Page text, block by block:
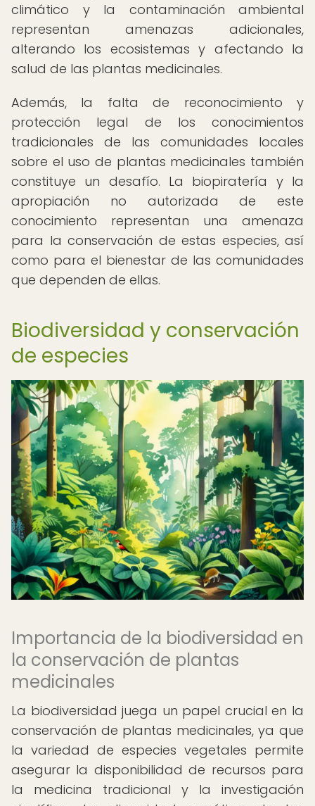
climático y la contaminación ambiental
representan amenazas adicionales,
alterando los ecosistemas y afectando la
salud de las plantas medicinales.
Además, la falta de reconocimiento y
protección legal de los conocimientos
tradicionales de las comunidades locales
sobre el uso de plantas medicinales también
constituye un desafío. La biopiratería y la
apropiación no autorizada de este
conocimiento representan una amenaza
para la conservación de estas especies, así
como para el bienestar de las comunidades
que dependen de ellas.
Biodiversidad y conservación
de especies
Importancia de la biodiversidad en
la conservación de plantas
medicinales
La biodiversidad juega un papel crucial en la
conservación de plantas medicinales, ya que
la variedad de especies vegetales permite
asegurar la disponibilidad de recursos para
la medicina tradicional y la investigación